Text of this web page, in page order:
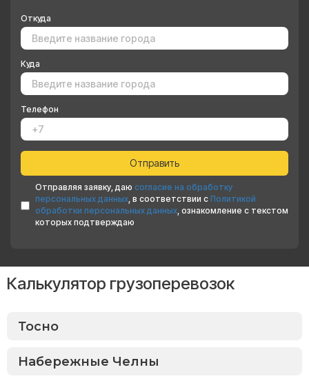
Откуда
Куда
Телефон
Отправляя заявку, даю согласие на обработку
персональных данных, в соответствии с Политикой
обработки персональных данных, ознакомление с текстом
которых подтверждаю
Калькулятор грузоперевозок